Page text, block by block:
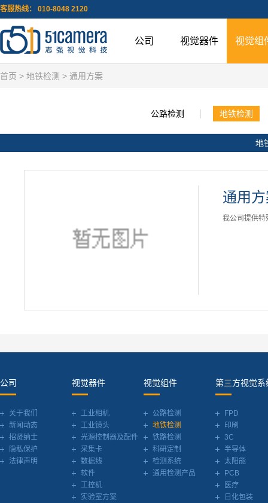
客服热线： 010-8048 2120
公司 视觉器件 视觉组
首页 > 地铁检测 > 通用方案
公路检测 地铁检测
地
通用
我公司提供特
公司
关于我们
新闻动态
招贤纳士
隐私保护
法律声明
视觉器件
工业相机
工业镜头
光源控制器及配件
采集卡
数据线
软件
工控机
实验室方案
视觉组件
公路检测
地铁检测
铁路检测
科研定制
检测系统
通用检测产品
第三方视觉系
FPD
印刷
3C
半导体
太阳能
PCB
医疗
日化包装